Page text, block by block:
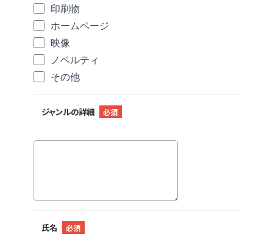
印刷物
ホームページ
映像
ノベルティ
その他
ジャンルの詳細 必須
氏名 必須